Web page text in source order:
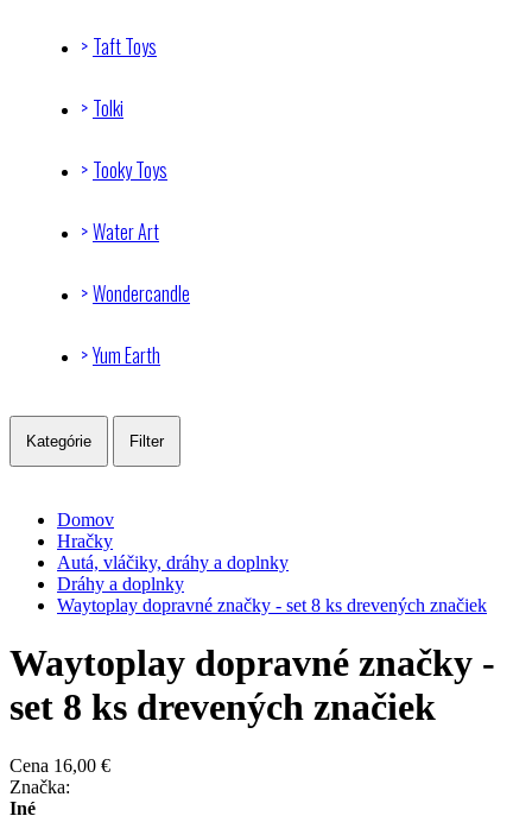
Taft Toys
Tolki
Tooky Toys
Water Art
Wondercandle
Yum Earth
Kategórie Filter
Domov
Hračky
Autá, vláčiky, dráhy a doplnky
Dráhy a doplnky
Waytoplay dopravné značky - set 8 ks drevených značiek
Waytoplay dopravné značky -
set 8 ks drevených značiek
Cena 16,00 €
Značka:
Iné